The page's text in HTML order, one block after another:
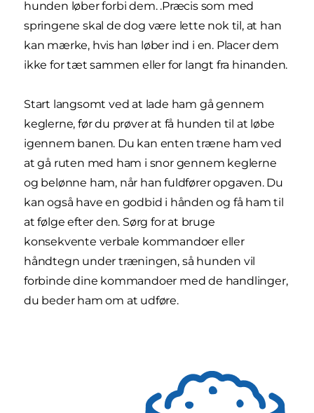
hunden løber forbi dem. .Præcis som med
springene skal de dog være lette nok til, at han
kan mærke, hvis han løber ind i en. Placer dem
ikke for tæt sammen eller for langt fra hinanden.
Start langsomt ved at lade ham gå gennem
keglerne, før du prøver at få hunden til at løbe
igennem banen. Du kan enten træne ham ved
at gå ruten med ham i snor gennem keglerne
og belønne ham, når han fuldfører opgaven. Du
kan også have en godbid i hånden og få ham til
at følge efter den. Sørg for at bruge
konsekvente verbale kommandoer eller
håndtegn under træningen, så hunden vil
forbinde dine kommandoer med de handlinger,
du beder ham om at udføre.